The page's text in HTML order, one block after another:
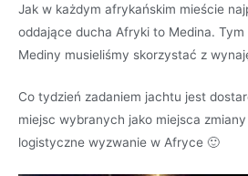
Jak w każdym afrykańskim mieście
oddające ducha Afryki to Medina.
Mediny musieliśmy skorzystać z
Co tydzień zadaniem jachtu jest
miejsc wybranych jako miejsca zmiany
logistyczne wyzwanie w Afryce 🙂